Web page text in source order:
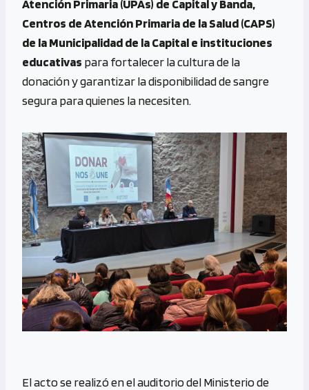
Atención Primaria (UPAs) de Capital y Banda,
Centros de Atención Primaria de la Salud (CAPS)
de la Municipalidad de la Capital e instituciones
educativas para fortalecer la cultura de la
donación y garantizar la disponibilidad de sangre
segura para quienes la necesiten.
El acto se realizó en el auditorio del Ministerio de